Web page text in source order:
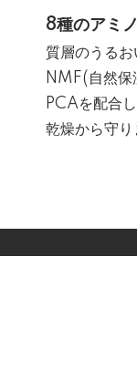
8種のアミ
質層のうる
NMF(自然保
PCAを配合
乾燥から守り